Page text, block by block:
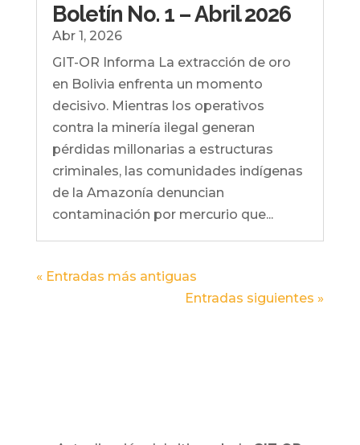
Boletín No. 1 – Abril 2026
Abr 1, 2026
GIT-OR Informa La extracción de oro
en Bolivia enfrenta un momento
decisivo. Mientras los operativos
contra la minería ilegal generan
pérdidas millonarias a estructuras
criminales, las comunidades indígenas
de la Amazonía denuncian
contaminación por mercurio que...
« Entradas más antiguas
Entradas siguientes »